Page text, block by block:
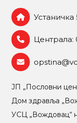
Устаничка
Централа:
ЈП „Пословни
Дом здравља
УСЦ „Вождовац“